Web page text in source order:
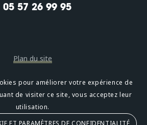
05 57 26 99 95
Plan du site
Mentions légales
Confidentialité
pour améliorer votre expérience de
de visiter ce site, vous acceptez leur
utilisation.